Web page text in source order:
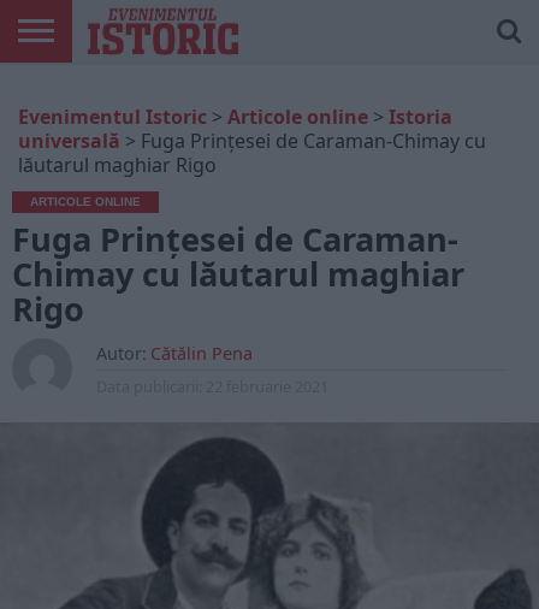
ONLINE
EDIȚII
TIPĂRITE
ISTORIC
PLAY
CONTUL
MEU
Evenimentul Istoric > Articole online > Istoria
universală > Fuga Prințesei de Caraman-Chimay cu
lăutarul maghiar Rigo
ARTICOLE ONLINE
Fuga Prințesei de Caraman-
Chimay cu lăutarul maghiar
Rigo
Autor: Cătălin Pena